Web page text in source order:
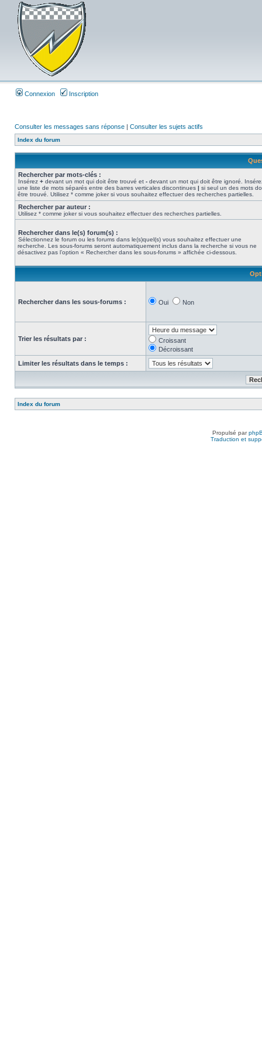
Connexion Inscription
Consulter les messages sans réponse | Consulter les sujets actifs
Index du forum
Rechercher par mots-clés :
Insérez + devant un mot qui doit être trouvé et - devant un mot qui doit être ignoré.
une liste de mots séparés entre des barres verticales discontinues | si seul un des mots
être trouvé. Utilisez * comme joker si vous souhaitez effectuer des recherches partielles.
Rechercher par auteur :
Utilisez * comme joker si vous souhaitez effectuer des recherches partielles.
Rechercher dans le(s) forum(s) :
Sélectionnez le forum ou les forums dans le(s)quel(s) vous souhaitez effectuer une
recherche. Les sous-forums seront automatiquement inclus dans la recherche si vous ne
désactivez pas l’option « Rechercher dans les sous-forums » affichée ci-dessous.
Rechercher dans les sous-forums : Oui Non
Trier les résultats par :
Croissant
Décroissant
Limiter les résultats dans le temps :
Index du forum
Propulsé par
Traduction et